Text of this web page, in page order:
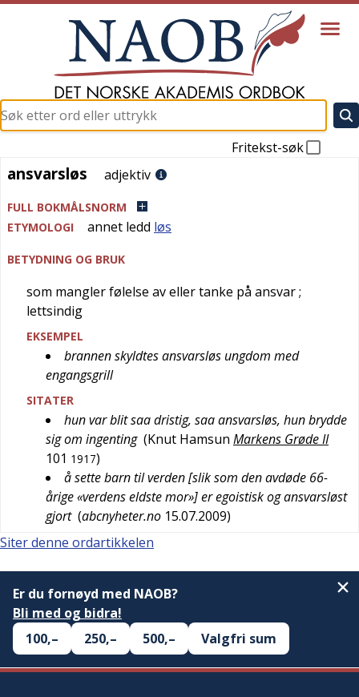
Fritekst-søk
ansvarsløs
ansvarsløs adjektiv
FULL BOKMÅLSNORM
ETYMOLOGI
annet ledd løs
BETYDNING OG BRUK
som mangler følelse av eller tanke på ansvar;
lettsindig
EKSEMPEL
brannen skyldtes ansvarsløs ungdom med
engangsgrill
SITATER
hun var blit saa dristig, saa ansvarsløs, hun brydde
sig om ingenting (Knut Hamsun Markens Grøde II
101 1917)
å sette barn til verden [slik som den avdøde 66-
årige «verdens eldste mor»] er egoistisk og ansvarsløst
gjort (abcnyheter.no 15.07.2009)
Siter denne ordartikkelen
Er du fornøyd med NAOB?
Bli med og bidra!
100,–
250,– 500,– Valgfri sum